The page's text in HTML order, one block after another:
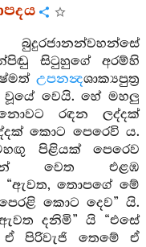
සිටුහුගේ අරම්හි
උපනන්‍දශාක්‍යපුත්‍ර
වෙයි. හේ මහලු
රඳන ලද්දක්
කොට පෙරෙවි ය.
පිළියක් පෙරෙව
වෙත එළඹ
“ඇවත, තොපගේ මේ
කොට දෙව” යි.
දනිමි” යි “එසේ
පිරිවැජි තෙමේ ඒ